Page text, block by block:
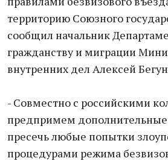
территорию Союзного
сообщил начальник
гражданству и миграции
внутренних дел Алексей
- Совместно с российскими
предпримем
пресечь любые попытки
процедурами режима